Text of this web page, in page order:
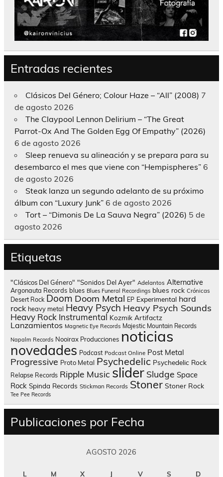
Entradas recientes
Clásicos Del Género; Colour Haze – “All” (2008) 7
de agosto 2026
The Claypool Lennon Delirium – “The Great
Parrot-Ox And The Golden Egg Of Empathy” (2026)
6 de agosto 2026
Sleep renueva su alineación y se prepara para su
desembarco el mes que viene con “Hempispheres” 6
de agosto 2026
Steak lanza un segundo adelanto de su próximo
álbum con “Luxury Junk” 6 de agosto 2026
Tort – “Dimonis De La Sauva Negra” (2026) 5 de
agosto 2026
Etiquetas
"Clásicos Del Género" "Sonidos Del Ayer" Adelantos Alternative
Argonauta Records blues Blues Funeral Recordings blues rock Crónicas
Desert Rock Doom Doom Metal EP Experimental hard
rock heavy metal Heavy Psych Heavy Psych Sounds
Heavy Rock Instrumental Kozmik Artifactz
Lanzamientos Magnetic Eye Records Majestic Mountain Records
Napalm Records Nooirax Producciones noticias
novedades Podcast Podcast Online Post Metal
Progressive Proto Metal Psychedelic Psychedelic Rock
Relapse Records Ripple Music slider Sludge Space
Rock Spinda Records Stickman Records Stoner Stoner Rock
Tee Pee Records
Publicaciones por Fecha
AGOSTO 2026
L M X J V S D